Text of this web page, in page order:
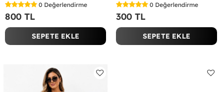
0 Değerlendirme
800 TL
SEPETE EKLE
0 Değerlendirme
300 TL
SEPETE EKLE